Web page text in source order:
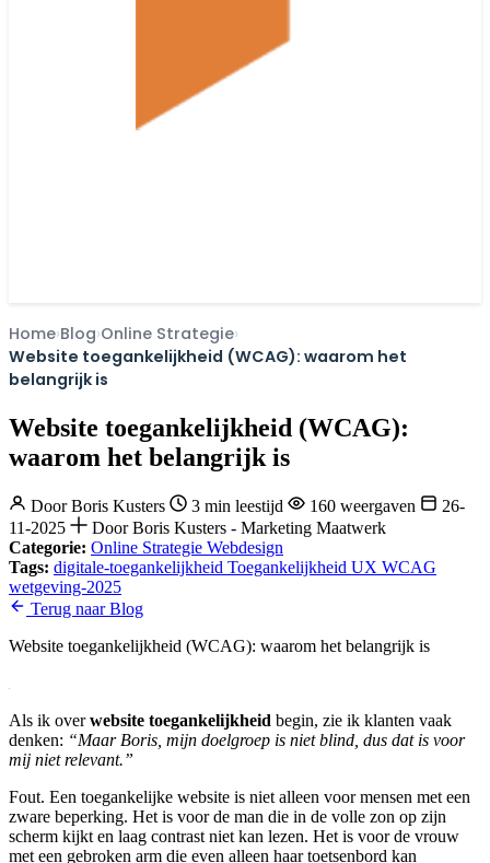
Home Blog Online Strategie
Website toegankelijkheid (WCAG): waarom het
belangrijk is
Website toegankelijkheid (WCAG):
waarom het belangrijk is
DoorBoris Kusters 3 min leestijd 160 weergaven
26-
11-2025
Door Boris Kusters - Marketing Maatwerk
Categorie: Online Strategie Webdesign
Tags: digitale-toegankelijkheid Toegankelijkheid UX WCAG
wetgeving-2025
Terug naar Blog
Website toegankelijkheid (WCAG): waarom het belangrijk is
Als ik overwebsite toegankelijkheid begin, zie ik klanten vaak
denken: “Maar Boris, mijn doelgroep is niet blind, dus dat is voor
mij niet relevant.”
Fout. Een toegankelijke website is niet alleen voor mensen met een
zware beperking. Het is voor de man die in de volle zon op zijn
scherm kijkt en laag contrast niet kan lezen. Het is voor de vrouw
met een gebroken arm die even alleen haar toetsenbord kan